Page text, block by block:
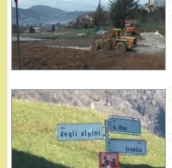
i
n
o
.
i